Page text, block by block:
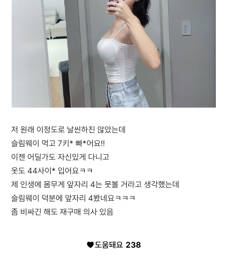
저 원래 이정도로 날씬하진 않았는데
슬림웨이 먹고 7키* 빠*어요!!
이젠 어딜가도 자신있게 다니고
옷도 44사이* 입어요ㅋㅋ
제 인생에 몸무게 앞자리 4는 못볼 거라고 생각했는데
슬림웨이 덕분에 앞자리 4봤네요ㅋㅋㅋ
좀 비싸긴 해도 재구매 의사 있음
도움돼요 238